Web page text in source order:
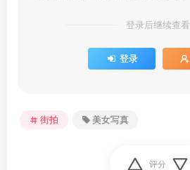
登录后继续查看
登录
街拍 美女写真
评分